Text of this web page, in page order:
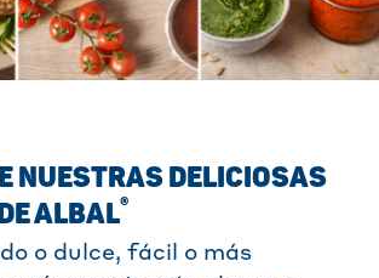
NUESTRAS DELICIOSAS
ALBAL®
o dulce, fácil o más